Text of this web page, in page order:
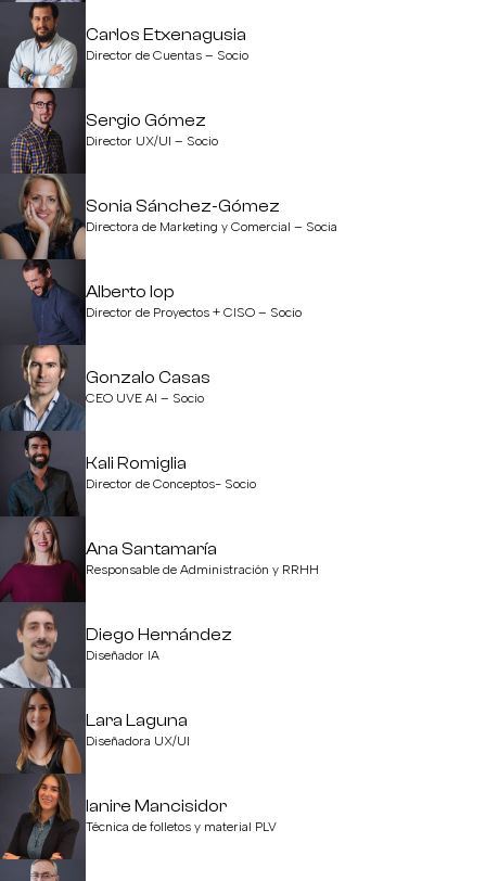
Carlos Etxenagusia
Director de Cuentas – Socio
Sergio Gómez
Director UX/UI – Socio
Sonia Sánchez-Gómez
Directora de Marketing y Comercial – Socia
Alberto Iop
Director de Proyectos + CISO – Socio
Gonzalo Casas
CEO UVE AI – Socio
Kali Romiglia
Director de Conceptos- Socio
Ana Santamaría
Responsable de Administración y RRHH
Diego Hernández
Diseñador IA
Lara Laguna
Diseñadora UX/UI
Ianire Mancisidor
Técnica de folletos y material PLV